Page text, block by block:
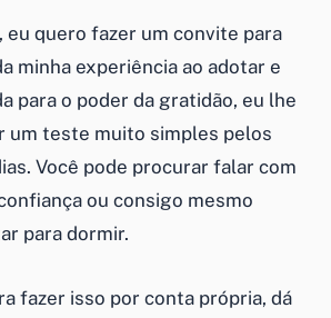
eu quero fazer um convite para
minha experiência ao adotar e
para o poder da gratidão, eu lhe
um teste muito simples pelos
Você pode procurar falar com
ou consigo mesmo
para dormir.
fazer isso por conta própria, dá